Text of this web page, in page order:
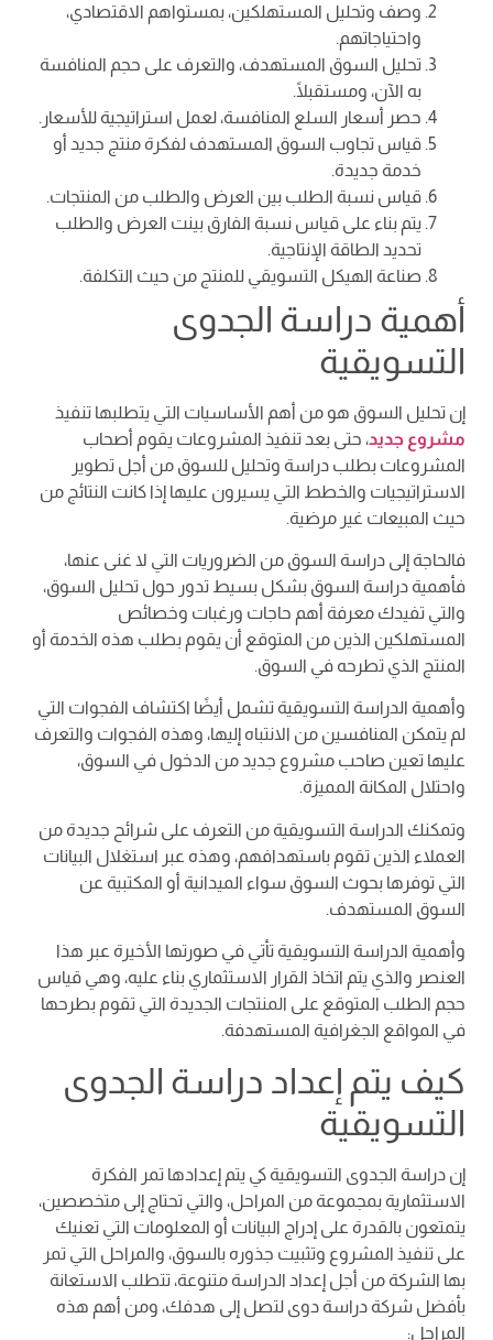
وصف وتحليل المستهلكين، بمستواهم الاقتصادي،
واحتياجاتهم.
تحليل السوق المستهدف، والتعرف على حجم المنافسة
به الآن، ومستقبلًا.
حصر أسعار السلع المنافسة، لعمل استراتيجية للأسعار.
قياس تجاوب السوق المستهدف لفكرة منتج جديد أو
خدمة جديدة.
قياس نسبة الطلب بين العرض والطلب من المنتجات.
يتم بناء على قياس نسبة الفارق بينت العرض والطلب
تحديد الطاقة الإنتاجية.
صناعة الهيكل التسويقي للمنتج من حيث التكلفة.
أهمية دراسة الجدوى
التسويقية
إن تحليل السوق هو من أهم الأساسيات التي يتطلبها تنفيذ
مشروع جديد، حتى بعد تنفيذ المشروعات يقوم أصحاب
المشروعات بطلب دراسة وتحليل للسوق من أجل تطوير
الاستراتيجيات والخطط التي يسيرون عليها إذا كانت النتائج من
حيث المبيعات غير مرضية.
فالحاجة إلى دراسة السوق من الضروريات التي لا غنى عنها،
فأهمية دراسة السوق بشكل بسيط تدور حول تحليل السوق،
والتي تفيدك معرفة أهم حاجات ورغبات وخصائص
المستهلكين الذين من المتوقع أن يقوم بطلب هذه الخدمة أو
المنتج الذي تطرحه في السوق.
وأهمية الدراسة التسويقية تشمل أيضًا اكتشاف الفجوات التي
لم يتمكن المنافسين من الانتباه إليها، وهذه الفجوات والتعرف
عليها تعين صاحب مشروع جديد من الدخول في السوق،
واحتلال المكانة المميزة.
وتمكنك الدراسة التسويقية من التعرف على شرائح جديدة من
العملاء الذين تقوم باستهدافهم، وهذه عبر استغلال البيانات
التي توفرها بحوث السوق سواء الميدانية أو المكتبية عن
السوق المستهدف.
وأهمية الدراسة التسويقية تأتي في صورتها الأخيرة عبر هذا
العنصر والذي يتم اتخاذ القرار الاستثماري بناء عليه، وهي قياس
حجم الطلب المتوقع على المنتجات الجديدة التي تقوم بطرحها
في المواقع الجغرافية المستهدفة.
كيف يتم إعداد دراسة الجدوى
التسويقية
إن دراسة الجدوى التسويقية كي يتم إعدادها تمر الفكرة
الاستثمارية بمجموعة من المراحل، والتي تحتاج إلى متخصصين،
يتمتعون بالقدرة على إدراج البيانات أو المعلومات التي تعنيك
على تنفيذ المشروع وتثبيت جذوره بالسوق، والمراحل التي تمر
بها الشركة من أجل إعداد الدراسة متنوعة، تتطلب الاستعانة
بأفضل شركة دراسة دوى لتصل إلى هدفك، ومن أهم هذه
المراحل: